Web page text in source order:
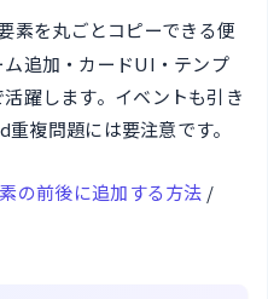
素を丸ごとコピーできる便
追加・カードUI・テンプ
躍します。イベントも引き
重複問題には要注意です。
の前後に追加する方法 /